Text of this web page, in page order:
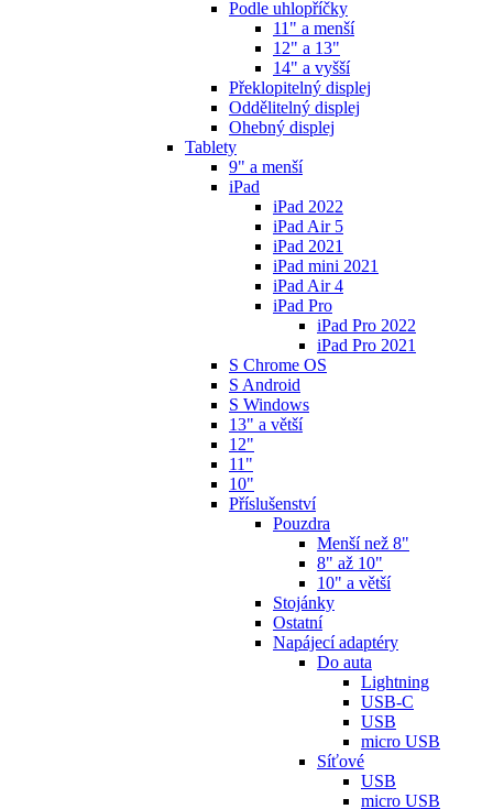
Podle uhlopříčky
11" a menší
12" a 13"
14" a vyšší
Překlopitelný displej
Oddělitelný displej
Ohebný displej
Tablety
9" a menší
iPad
iPad 2022
iPad Air 5
iPad 2021
iPad mini 2021
iPad Air 4
iPad Pro
iPad Pro 2022
iPad Pro 2021
S Chrome OS
S Android
S Windows
13" a větší
12"
11"
10"
Příslušenství
Pouzdra
Menší než 8"
8" až 10"
10" a větší
Stojánky
Ostatní
Napájecí adaptéry
Do auta
Lightning
USB-C
USB
micro USB
Síťové
USB
micro USB